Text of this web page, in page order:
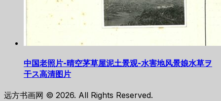
中国老照片-晴空茅草屋泥土景观-水害地风景娘水草ヲ
干ス高清图片
远方书画网 © 2026. All Rights Reserved.